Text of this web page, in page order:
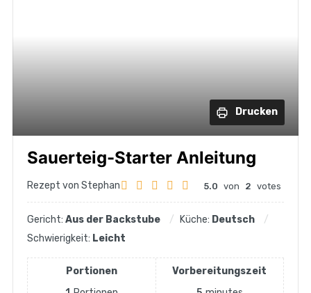
Drucken
Sauerteig-Starter Anleitung
Rezept von Stephan 5.0 von 2 votes
Gericht: Aus der Backstube Küche: Deutsch
Schwierigkeit: Leicht
Portionen
Vorbereitungszeit